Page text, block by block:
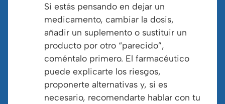
Si estás pensando en dejar un
medicamento, cambiar la dosis,
añadir un suplemento o sustituir un
producto por otro “parecido”,
coméntalo primero. El farmacéutico
puede explicarte los riesgos,
proponerte alternativas y, si es
necesario, recomendarte hablar con tu